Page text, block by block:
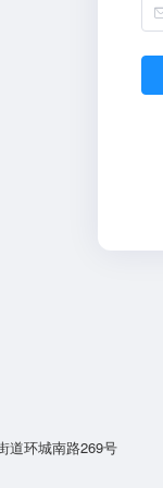
道环城南路269号